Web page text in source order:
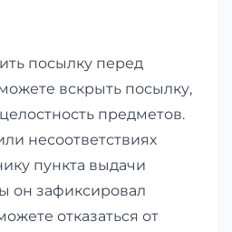
посылку перед
вскрыть посылку,
предметов.
несоответствиях
пункта выдачи
он зафиксировал
отказаться от